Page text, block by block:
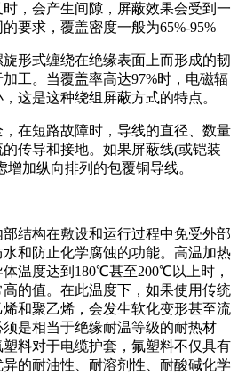
，会产生间隙，屏蔽效果会受到一
要求，覆盖密度一般为65%-95%
形式缠绕在绝缘表面上而形成的韧
工。当覆盖率高达97%时，电磁辐
这是这种绕组屏蔽方式的特点。
在短路故障时，导线的直径、数量
传导和接地。如果屏蔽线(或铠装
加纵向排列的包覆铜导线。
结构在敷设和运行过程中免受外部
和防止化学腐蚀的功能。高温加热
温度达到180℃甚至200℃以上时，
的值。在此温度下，如果使用传统
和聚乙烯，会发生软化变形甚至流
是相当于绝缘耐温等级的耐热材
料对于电缆护套，氟塑料不仅具有
的耐油性、耐溶剂性、耐酸碱化学